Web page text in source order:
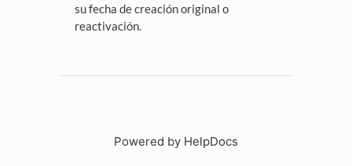
su fecha de creación original o
reactivación.
Powered by HelpDocs